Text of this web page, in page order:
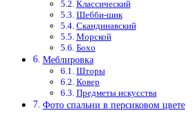
Классический
Шебби-шик
Скандинавский
Морской
Бохо
Меблировка
Шторы
Ковер
Предметы искусства
Фото спальни в персиковом цвете